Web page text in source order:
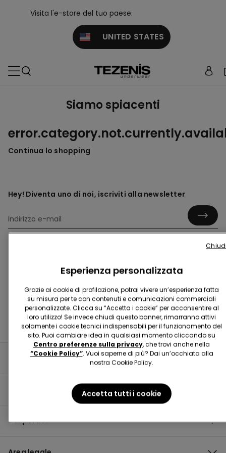
Visita l'e-store del tuo paese:
UNITED STATES
Siamo spiacenti
Continua lo shopping
Hey! Diventa uno di noi, iscriviti alla newsletter
Informazioni utili
Guida al prodotto
Corporate
Esperienza personalizzata
Grazie ai cookie di profilazione, potrai vivere un’esperienza fatta
su misura per te con contenuti e comunicazioni commerciali
personalizzate. Clicca su “Accetta i cookie” per acconsentire al
loro utilizzo! Se invece chiudi questo banner, rimarranno attivi
solamente i cookie tecnici indispensabili per il funzionamento del
sito. Puoi cambiare idea in qualsiasi momento cliccando su
Centro preferenze sulla privacy, che trovi anche nella
“Cookie Policy”. Vuoi saperne di più? Dai un’occhiata alla
nostra Cookie Policy.
Accetta tutti i cookie